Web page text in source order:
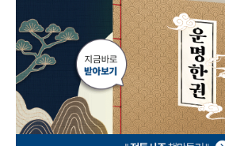
꿈해몽
수리사주
운세구독